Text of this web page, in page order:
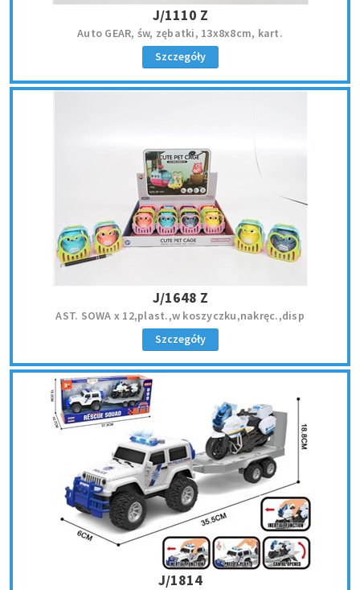
J/1110 Z
Auto GEAR, św, zębatki, 13x8x8cm, kart.
Szczegóły
J/1648 Z
AST. SOWA x 12,plast.,w koszyczku,nakręc.,disp
Szczegóły
J/1814